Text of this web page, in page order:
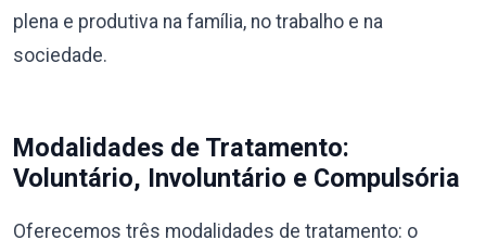
plena e produtiva na família, no trabalho e na
sociedade.
Modalidades de Tratamento:
Voluntário, Involuntário e Compulsória
Oferecemos três modalidades de tratamento: o